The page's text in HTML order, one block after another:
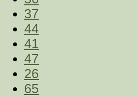
37
44
41
47
26
65